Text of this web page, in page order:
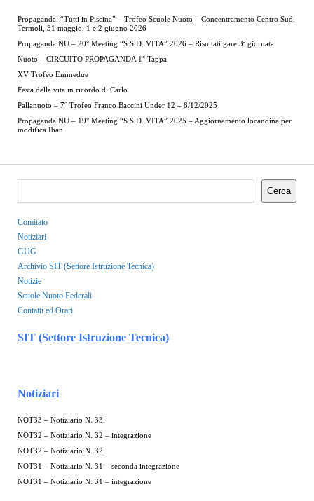
Propaganda: “Tutti in Piscina” – Trofeo Scuole Nuoto – Concentramento Centro Sud.
Termoli, 31 maggio, 1 e 2 giugno 2026
Propaganda NU – 20° Meeting “S.S.D. VITA” 2026 – Risultati gare 3ª giornata
Nuoto – CIRCUITO PROPAGANDA 1° Tappa
XV Trofeo Emmedue
Festa della vita in ricordo di Carlo
Pallanuoto – 7° Trofeo Franco Baccini Under 12 – 8/12/2025
Propaganda NU – 19° Meeting “S.S.D. VITA” 2025 – Aggiornamento locandina per
modifica Iban
Cerca
Comitato
Notiziari
GUG
Archivio SIT (Settore Istruzione Tecnica)
Notizie
Scuole Nuoto Federali
Contatti ed Orari
SIT (Settore Istruzione Tecnica)
Notiziari
NOT33 – Notiziario N. 33
NOT32 – Notiziario N. 32 – integrazione
NOT32 – Notiziario N. 32
NOT31 – Notiziario N. 31 – seconda integrazione
NOT31 – Notiziario N. 31 – integrazione